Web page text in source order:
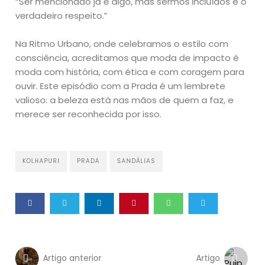
verdadeiro respeito.”
Na Ritmo Urbano, onde celebramos o estilo com
consciência, acreditamos que moda de impacto é
moda com história, com ética e com coragem para
ouvir. Este episódio com a Prada é um lembrete
valioso: a beleza está nas mãos de quem a faz, e
merece ser reconhecida por isso.
KOLHAPURI PRADA SANDÁLIAS
Artigo anterior
Artigo